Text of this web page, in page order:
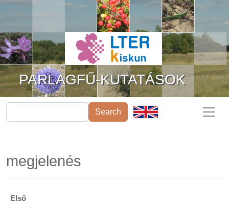
Ugrás a tartalomra
PARLAGFŰ-KUTATÁSOK
Search
megjelenés
Első